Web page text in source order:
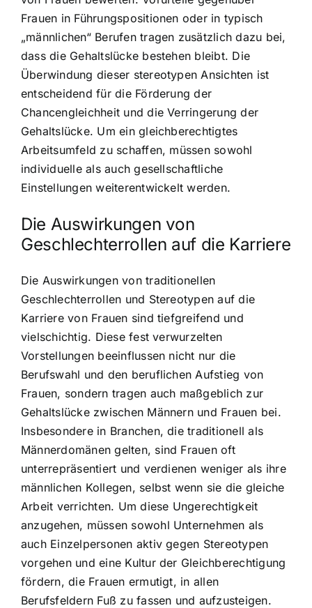
Frauen in Führungspositionen oder in typisch
„männlichen“ Berufen tragen zusätzlich dazu bei,
dass die Gehaltslücke bestehen bleibt. Die
Überwindung dieser stereotypen Ansichten ist
entscheidend für die Förderung der
Chancengleichheit und die Verringerung der
Gehaltslücke. Um ein gleichberechtigtes
Arbeitsumfeld zu schaffen, müssen sowohl
individuelle als auch gesellschaftliche
Einstellungen weiterentwickelt werden.
Die Auswirkungen von
Geschlechterrollen auf die Karriere
Die Auswirkungen von traditionellen
Geschlechterrollen und Stereotypen auf die
Karriere von Frauen sind tiefgreifend und
vielschichtig. Diese fest verwurzelten
Vorstellungen beeinflussen nicht nur die
Berufswahl und den beruflichen Aufstieg von
Frauen, sondern tragen auch maßgeblich zur
Gehaltslücke zwischen Männern und Frauen bei.
Insbesondere in Branchen, die traditionell als
Männerdomänen gelten, sind Frauen oft
unterrepräsentiert und verdienen weniger als ihre
männlichen Kollegen, selbst wenn sie die gleiche
Arbeit verrichten. Um diese Ungerechtigkeit
anzugehen, müssen sowohl Unternehmen als
auch Einzelpersonen aktiv gegen Stereotypen
vorgehen und eine Kultur der Gleichberechtigung
fördern, die Frauen ermutigt, in allen
Berufsfeldern Fuß zu fassen und aufzusteigen.